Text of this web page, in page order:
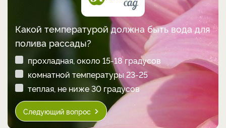
Какой температурой должна быть вода для
полива рассады?
прохладная, около 15-18 градусов
комнатной температуры 23-25
теплая, не ниже 30 градусов
Следующий вопрос